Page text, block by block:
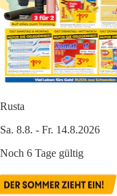
Rusta
Sa. 8.8. - Fr. 14.8.2026
Noch 6 Tage gültig